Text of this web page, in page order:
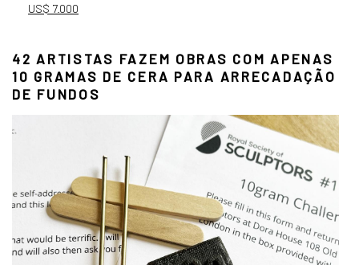
US$ 7.000
42 ARTISTAS FAZEM OBRAS COM APENAS
10 GRAMAS DE CERA PARA ARRECADAÇÃO
DE FUNDOS